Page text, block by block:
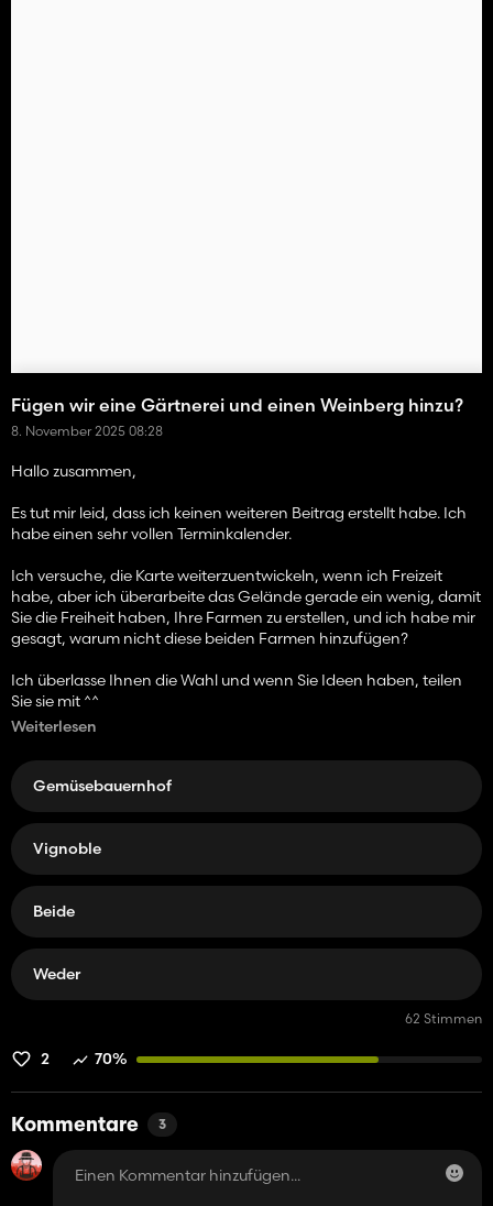
Fügen wir eine Gärtnerei und einen Weinberg hinzu?
8. November 2025 08:28
Hallo zusammen,
Es tut mir leid, dass ich keinen weiteren Beitrag erstellt habe. Ich
habe einen sehr vollen Terminkalender.
Ich versuche, die Karte weiterzuentwickeln, wenn ich Freizeit
habe, aber ich überarbeite das Gelände gerade ein wenig, damit
Sie die Freiheit haben, Ihre Farmen zu erstellen, und ich habe mir
gesagt, warum nicht diese beiden Farmen hinzufügen?
Ich überlasse Ihnen die Wahl und wenn Sie Ideen haben, teilen
Sie sie mit ^^
Weiterlesen
Gemüsebauernhof
Vignoble
Beide
Weder
62 Stimmen
2 70%
Kommentare 3